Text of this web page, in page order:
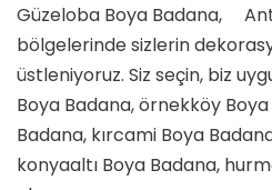
Güzeloba Boya Badana,
bölgelerinde sizlerin
üstleniyoruz. Siz seçin, biz
Boya Badana, örnekköy
Badana, kırcami Boya
konyaaltı Boya Badana,